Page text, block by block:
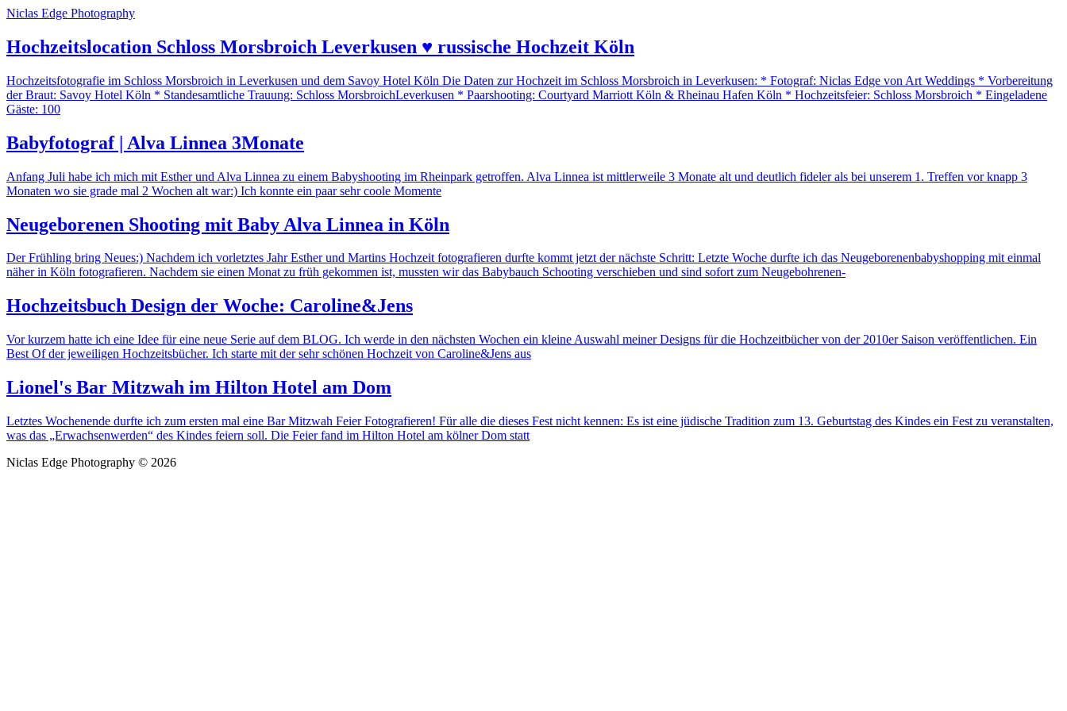
Niclas Edge Photography
Hochzeitslocation Schloss Morsbroich Leverkusen ♥ russische Hochzeit Köln
Hochzeitsfotografie im Schloss Morsbroich in Leverkusen und dem Savoy Hotel Köln Die Daten zur Hochzeit im Schloss Morsbroich in Leverkusen: * Fotograf: Niclas Edge von Art Weddings * Vorbereitung
der Braut: Savoy Hotel Köln * Standesamtliche Trauung: Schloss MorsbroichLeverkusen * Paarshooting: Courtyard Marriott Köln & Rheinau Hafen Köln * Hochzeitsfeier: Schloss Morsbroich * Eingeladene
Gäste: 100
Babyfotograf | Alva Linnea 3Monate
Anfang Juli habe ich mich mit Esther und Alva Linnea zu einem Babyshooting im Rheinpark getroffen. Alva Linnea ist mittlerweile 3 Monate alt und deutlich fideler als bei unserem 1. Treffen vor knapp 3
Monaten wo sie grade mal 2 Wochen alt war:) Ich konnte ein paar sehr coole Momente
Neugeborenen Shooting mit Baby Alva Linnea in Köln
Der Frühling bring Neues:) Nachdem ich vorletztes Jahr Esther und Martins Hochzeit fotografieren durfte kommt jetzt der nächste Schritt: Letzte Woche durfte ich das Neugeborenenbabyshopping mit einmal
näher in Köln fotografieren. Nachdem sie einen Monat zu früh gekommen ist, mussten wir das Babybauch Schooting verschieben und sind sofort zum Neugebohrenen-
Hochzeitsbuch Design der Woche: Caroline&Jens
Vor kurzem hatte ich eine Idee für eine neue Serie auf dem BLOG. Ich werde in den nächsten Wochen ein kleine Auswahl meiner Designs für die Hochzeitbücher von der 2010er Saison veröffentlichen. Ein
Best Of der jeweiligen Hochzeitsbücher. Ich starte mit der sehr schönen Hochzeit von Caroline&Jens aus
Lionel's Bar Mitzwah im Hilton Hotel am Dom
Letztes Wochenende durfte ich zum ersten mal eine Bar Mitzwah Feier Fotografieren! Für alle die dieses Fest nicht kennen: Es ist eine jüdische Tradition zum 13. Geburtstag des Kindes ein Fest zu veranstalten,
was das „Erwachsenwerden“ des Kindes feiern soll. Die Feier fand im Hilton Hotel am kölner Dom statt
Niclas Edge Photography © 2026